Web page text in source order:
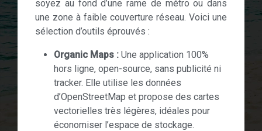
soyez au fond d’une rame de métro ou dans
une zone à faible couverture réseau. Voici une
sélection d’outils éprouvés :
Organic Maps : Une application 100%
hors ligne, open-source, sans publicité ni
tracker. Elle utilise les données
d’OpenStreetMap et propose des cartes
vectorielles très légères, idéales pour
économiser l’espace de stockage.